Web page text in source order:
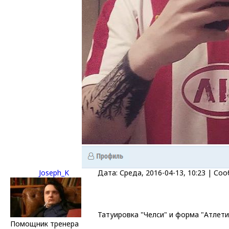
Joseph_K Дата: Среда, 2016-04-13, 10:23 |
Помощник тренера
Татуировка "Челси" и форма